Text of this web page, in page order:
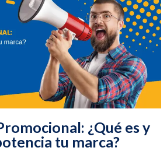
¿Qué es y
tu marca?